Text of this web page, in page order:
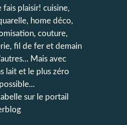
fais plaisir! cuisine,
home déco,
couture,
fil de fer et demain
Mais avec
lait et le plus zéro
sur le portail